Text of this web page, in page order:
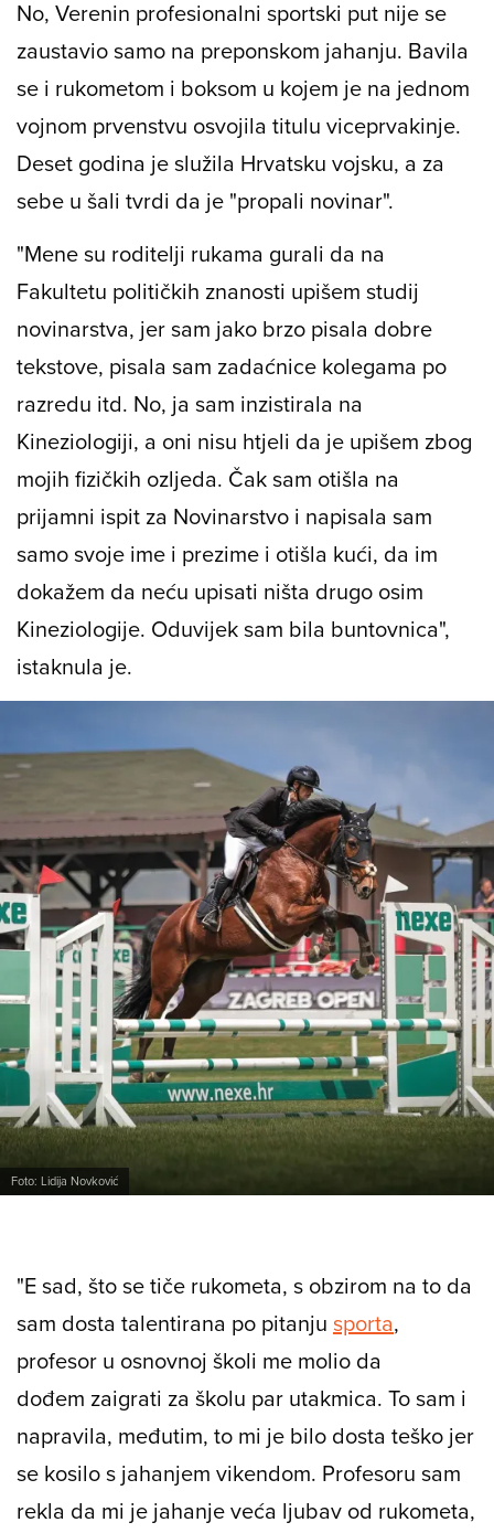
'Mene su roditelji rukama gurali da upišem
Novinarstvo'
No, Verenin profesionalni sportski put nije se
zaustavio samo na preponskom jahanju. Bavila
se i rukometom i boksom u kojem je na jednom
vojnom prvenstvu osvojila titulu viceprvakinje.
Deset godina je služila Hrvatsku vojsku, a za
sebe u šali tvrdi da je "propali novinar".
"Mene su roditelji rukama gurali da na
Fakultetu političkih znanosti upišem studij
novinarstva, jer sam jako brzo pisala dobre
tekstove, pisala sam zadaćnice kolegama po
razredu itd. No, ja sam inzistirala na
Kineziologiji, a oni nisu htjeli da je upišem zbog
mojih fizičkih ozljeda. Čak sam otišla na
prijamni ispit za Novinarstvo i napisala sam
samo svoje ime i prezime i otišla kući, da im
dokažem da neću upisati ništa drugo osim
Kineziologije. Oduvijek sam bila buntovnica",
istaknula je.
"E sad, što se tiče rukometa, s obzirom na to da
sam dosta talentirana po pitanjusporta,
profesor u osnovnoj školi me molio da
dođem zaigrati za školu par utakmica. To sam i
napravila, međutim, to mi je bilo dosta teško jer